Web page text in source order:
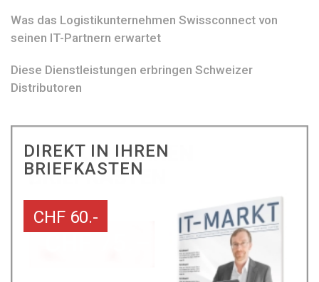
Was das Logistikunternehmen Swissconnect von
seinen IT-Partnern erwartet
Diese Dienstleistungen erbringen Schweizer
Distributoren
DIREKT IN IHREN
BRIEFKASTEN
CHF 60.-